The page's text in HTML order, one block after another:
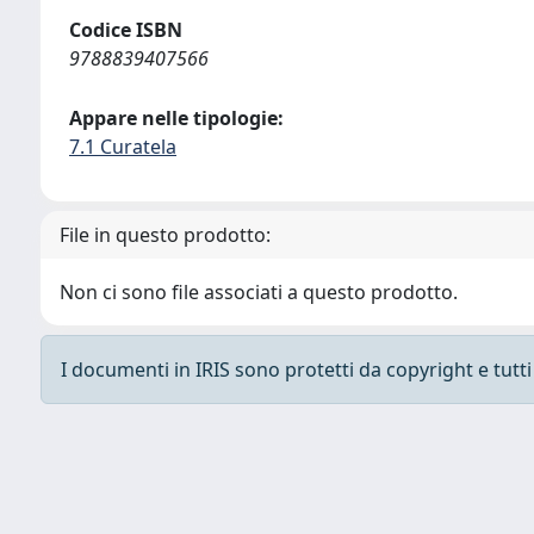
Codice ISBN
9788839407566
Appare nelle tipologie:
7.1 Curatela
File in questo prodotto:
Non ci sono file associati a questo prodotto.
I documenti in IRIS sono protetti da copyright e